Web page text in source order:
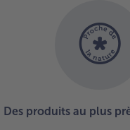
Des produits au plus